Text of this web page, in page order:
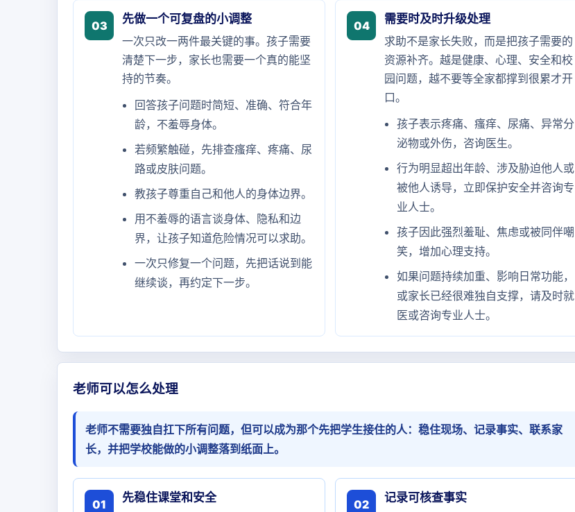
03
先做一个可复盘的小调整
一次只改一两件最关键的事。孩子需要
清楚下一步，家长也需要一个真的能坚
持的节奏。
回答孩子问题时简短、准确、符合年
龄，不羞辱身体。
若频繁触碰，先排查瘙痒、疼痛、尿
路或皮肤问题。
教孩子尊重自己和他人的身体边界。
用不羞辱的语言谈身体、隐私和边
界，让孩子知道危险情况可以求助。
一次只修复一个问题，先把话说到能
继续谈，再约定下一步。
04
需要时及时升级处理
求助不是家长失败，而是把孩子需要的
资源补齐。越是健康、心理、安全和校
园问题，越不要等全家都撑到很累才开
口。
孩子表示疼痛、瘙痒、尿痛、异常分
泌物或外伤，咨询医生。
行为明显超出年龄、涉及胁迫他人或
被他人诱导，立即保护安全并咨询专
业人士。
孩子因此强烈羞耻、焦虑或被同伴嘲
笑，增加心理支持。
如果问题持续加重、影响日常功能，
或家长已经很难独自支撑，请及时就
医或咨询专业人士。
老师可以怎么处理
老师不需要独自扛下所有问题，但可以成为那个先把学生接住的人：稳住现场、记录事实、联系家
长，并把学校能做的小调整落到纸面上。
01
先稳住课堂和安全
02
记录可核查事实